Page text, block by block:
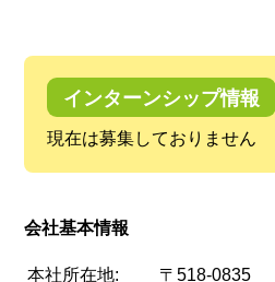
インターンシップ情報
現在は募集しておりません
会社基本情報
本社所在地:
〒518-0835